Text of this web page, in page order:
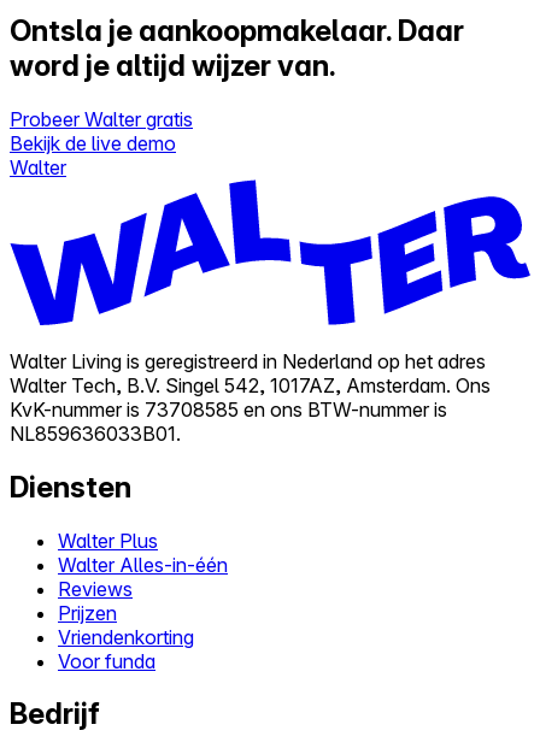
Ontsla je aankoopmakelaar. Daar
word je altijd wijzer van.
Probeer Walter gratis
Bekijk de live demo
Walter
Walter Living is geregistreerd in Nederland op het adres
Walter Tech, B.V. Singel 542, 1017AZ, Amsterdam. Ons
KvK-nummer is 73708585 en ons BTW-nummer is
NL859636033B01.
Diensten
Walter Plus
Walter Alles-in-één
Reviews
Prijzen
Vriendenkorting
Voor funda
Bedrijf